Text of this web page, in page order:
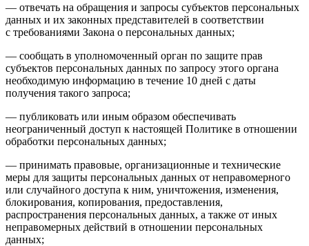
— отвечать на обращения и запросы субъектов персональных
данных и их законных представителей в соответствии
с требованиями Закона о персональных данных;
— сообщать в уполномоченный орган по защите прав
субъектов персональных данных по запросу этого органа
необходимую информацию в течение 10 дней с даты
получения такого запроса;
— публиковать или иным образом обеспечивать
неограниченный доступ к настоящей Политике в отношении
обработки персональных данных;
— принимать правовые, организационные и технические
меры для защиты персональных данных от неправомерного
или случайного доступа к ним, уничтожения, изменения,
блокирования, копирования, предоставления,
распространения персональных данных, а также от иных
неправомерных действий в отношении персональных
данных;